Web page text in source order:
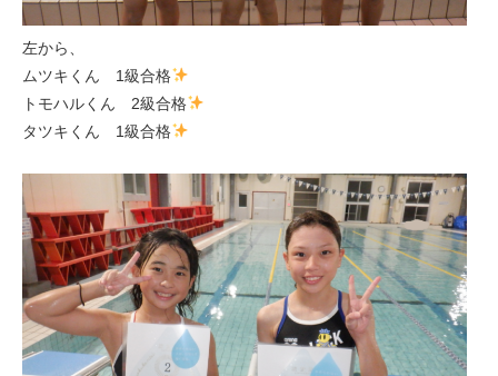
左から、
ムツキくん 1級合格
トモハルくん 2級合格
タツキくん 1級合格